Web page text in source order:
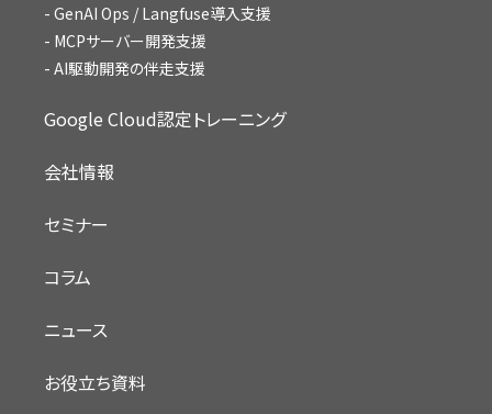
GenAI Ops / Langfuse導入支援
MCPサーバー開発支援
AI駆動開発の伴走支援
Google Cloud認定トレーニング
会社情報
セミナー
コラム
ニュース
お役立ち資料